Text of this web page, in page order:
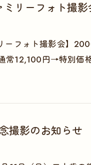
リーフォト撮影
ーフォト撮影会】
常12,100円→特別価
撮影のお知らせ